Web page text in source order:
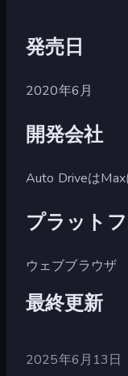
発売日
2020年6月
開発会社
Auto DriveはMax
プラット
ウェブブラウザ
最終更新
2025年6月13日